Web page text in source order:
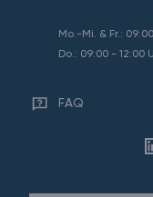
Mo.-Mi. & Fr.:
Do.: 09:00 - 12:00
FAQ